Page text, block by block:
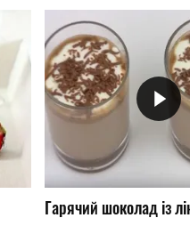
Гарячий шоколад із